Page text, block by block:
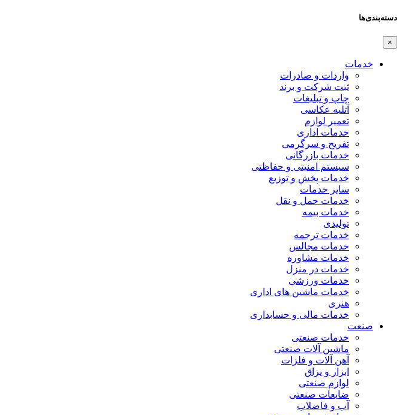
دسته‌بندی‌ها
×
خدمات
واردات و صادرات
ثبت شرکت و برند
چاپ و تبلیغات
آتلیه عکاسی
تعمیر لوازم
خدمات اداری
تفریح و سرگرمی
خدمات بازرگانی
سیستم امنیتی و حفاظتی
خدمات پخش و توزیع
سایر خدمات
خدمات حمل و نقل
خدمات بیمه
تولیدی
خدمات ترجمه
خدمات مجالس
خدمات مشاوره
خدمات در منزل
خدمات ورزشی
خدمات ماشین های اداری
هنری
خدمات مالی و حسابداری
صنعت
خدمات صنعتی
ماشین آلات صنعتی
آهن آلات و فلزات
ابزار و یراق
لوازم صنعتی
ضایعات صنعتی
آب و فاضلاب